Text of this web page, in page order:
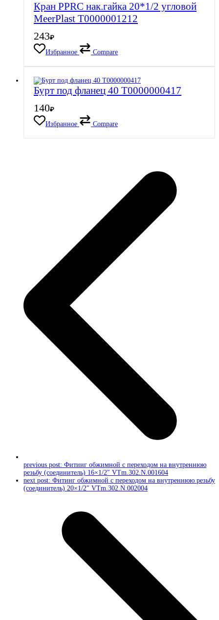
Кран PPRC нак.гайка 20*1/2 угловой
MeerPlast Т0000001212
243₽
Избранное
Compare
Бурт под фланец 40 Т0000000417
140₽
Избранное
Compare
previous post: Фитинг обжимной с переходом на внутреннюю
резьбу (соединитель) 16×1/2″ VTm.302.N.001604
next post: Фитинг обжимной с переходом на внутреннюю резьбу
(соединитель) 20×1/2″ VTm.302.N.002004